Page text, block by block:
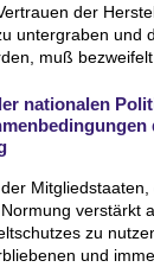
der
untergraben und
muß bezweifelt
nationalen
verstärkt
zu
und